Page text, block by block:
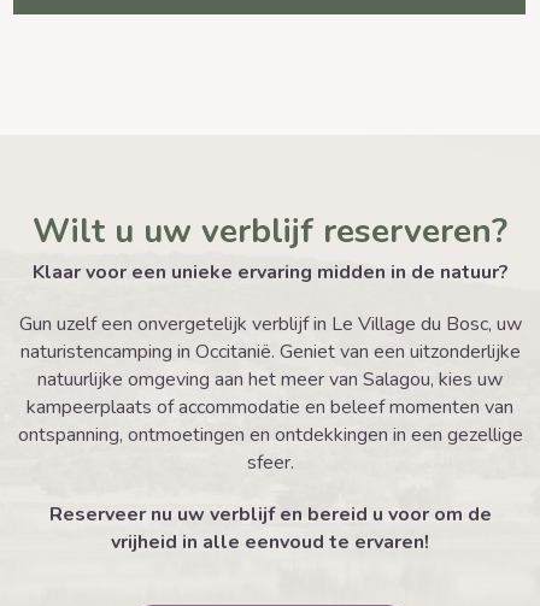
Wilt u uw verblijf reserveren?
Klaar voor een unieke ervaring midden in de natuur?
Gun uzelf een onvergetelijk verblijf in Le Village du Bosc, uw
naturistencamping in Occitanië. Geniet van een uitzonderlijke
natuurlijke omgeving aan het meer van Salagou, kies uw
kampeerplaats of accommodatie en beleef momenten van
ontspanning, ontmoetingen en ontdekkingen in een gezellige
sfeer.
Reserveer nu uw verblijf en bereid u voor om de
vrijheid in alle eenvoud te ervaren!